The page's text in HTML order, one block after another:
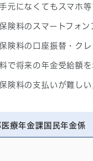
元になくてもスマホ
険料のスマートフォ
険料の口座振替・ク
で将来の年金受給額
険料の支払いが難し
療年金課国民年金係